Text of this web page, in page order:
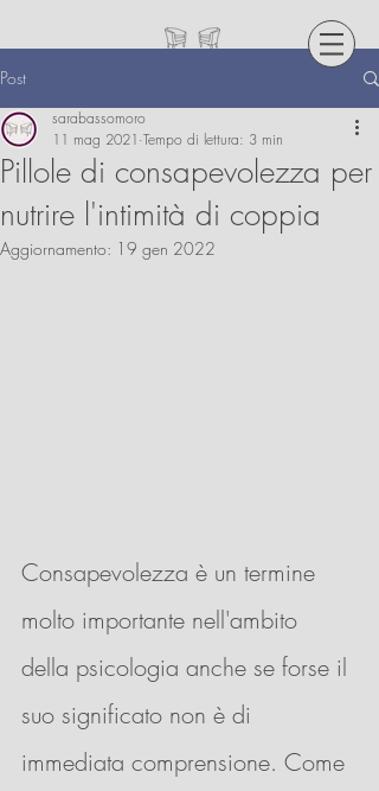
Post
Pillole di consapevolezza per
nutrire l'intimità di coppia
sarabassomoro
11 mag 2021 Tempo di lettura: 3 min
Aggiornamento: 19 gen 2022
Consapevolezza è un termine
molto importante nell'ambito
della psicologia anche se forse il
suo significato non è di
immediata comprensione. Come